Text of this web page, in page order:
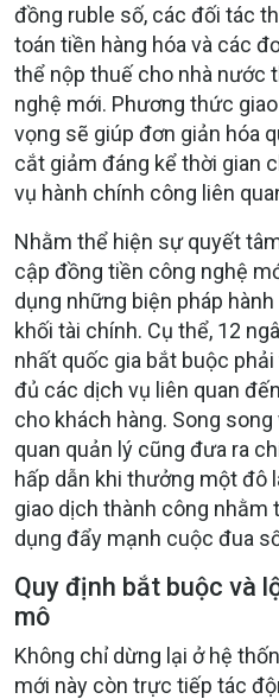
đồng ruble số, các đối tác
toán tiền hàng hóa và các
thể nộp thuế cho nhà nước
nghệ mới. Phương thức
vọng sẽ giúp đơn giản hóa
cắt giảm đáng kể thời gian
vụ hành chính công liên
Nhằm thể hiện sự quyết
cập đồng tiền công nghệ
dụng những biện pháp
khối tài chính. Cụ thể, 12
nhất quốc gia bắt buộc
đủ các dịch vụ liên quan
cho khách hàng. Song
quan quản lý cũng đưa ra
hấp dẫn khi thưởng một đô
giao dịch thành công
dụng đẩy mạnh cuộc đua
Quy định bắt buộc và
mô
Không chỉ dừng lại ở hệ
mới này còn trực tiếp tác